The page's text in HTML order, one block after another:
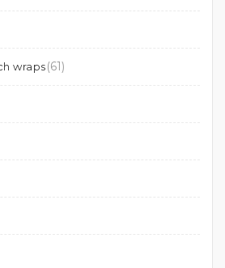
wraps(61)